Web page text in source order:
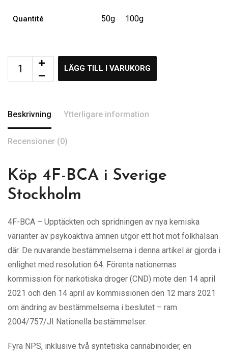
Quantité 50g 100g
LÄGG TILL I VARUKORG
Beskrivning Ytterligare information
Recensioner (0)
Köp 4F-BCA i Sverige
Stockholm
4F-BCA – Upptäckten och spridningen av nya kemiska
varianter av psykoaktiva ämnen utgör ett hot mot folkhälsan
där. De nuvarande bestämmelserna i denna artikel är gjorda i
enlighet med resolution 64. Förenta nationernas
kommission för narkotiska droger (CND) möte den 14 april
2021 och den 14 april av kommissionen den 12 mars 2021
om ändring av bestämmelserna i beslutet – ram
2004/757/JI Nationella bestämmelser.
Fyra NPS, inklusive två syntetiska cannabinoider, en